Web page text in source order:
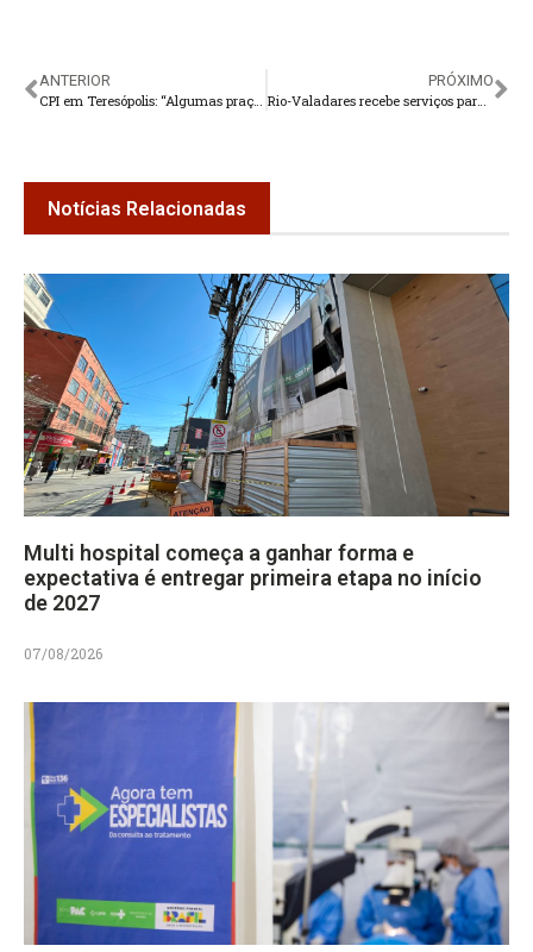
ANTERIOR
CPI em Teresópolis: “Algumas praças não devem ficar prontas antes do final das férias”
PRÓXIMO
Rio-Valadares recebe serviços para evitar acúmulo de água nas vias
Notícias Relacionadas
Multi hospital começa a ganhar forma e
expectativa é entregar primeira etapa no início
de 2027
07/08/2026